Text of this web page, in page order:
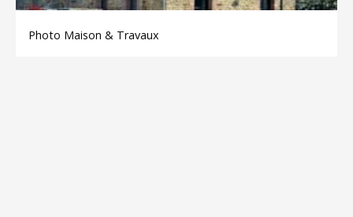
Photo Maison & Travaux